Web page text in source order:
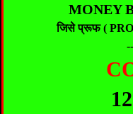
MONEY
जिसे प्रूफ (